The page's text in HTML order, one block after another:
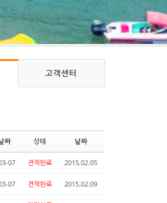
고객센터
짜 상태 날짜
07 견적완료 2015.02.05
07 견적완료 2015.02.09